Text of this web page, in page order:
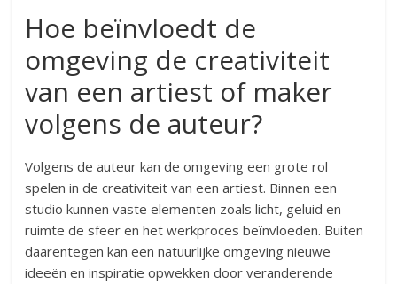
Hoe beïnvloedt de
omgeving de creativiteit
van een artiest of maker
volgens de auteur?
Volgens de auteur kan de omgeving een grote rol
spelen in de creativiteit van een artiest. Binnen een
studio kunnen vaste elementen zoals licht, geluid en
ruimte de sfeer en het werkproces beïnvloeden. Buiten
daarentegen kan een natuurlijke omgeving nieuwe
ideeën en inspiratie opwekken door veranderende